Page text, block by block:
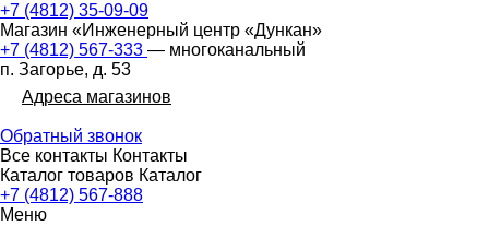
+7 (4812) 35-09-09
Магазин «Инженерный центр «Дункан»
+7 (4812) 567-333 — многоканальный
п. Загорье, д. 53
Адреса магазинов
Обратный звонок
Все контакты Контакты
Каталог товаров Каталог
+7 (4812) 567-888
Меню